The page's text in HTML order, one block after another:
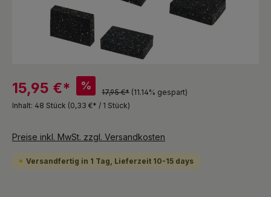
15,95 €* %
17,95 €* (11.14% gespart)
Inhalt: 48 Stück (0,33 €* / 1 Stück)
Preise inkl. MwSt. zzgl. Versandkosten
Versandfertig in 1 Tag, Lieferzeit 10-15 days